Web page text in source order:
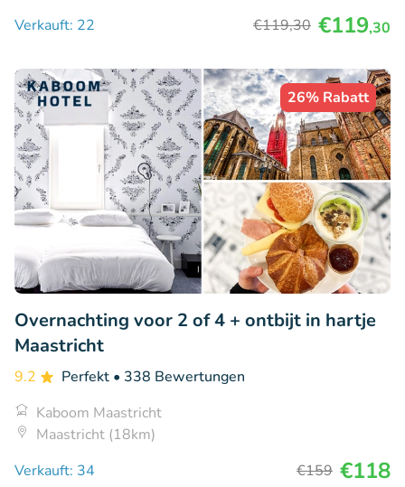
Verkauft: 22
€119,30 €119,30
26% Rabatt
Overnachting voor 2 of 4 + ontbijt in hartje
Maastricht
9.2 Perfekt • 338 Bewertungen
Kaboom Maastricht
Maastricht (18km)
Verkauft: 34
€159 €118